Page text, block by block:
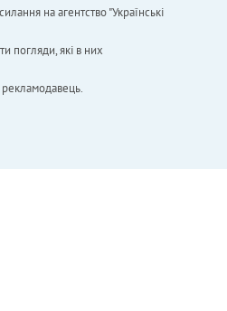
на агентство "Українськi
погляди, які в них
рекламодавець.